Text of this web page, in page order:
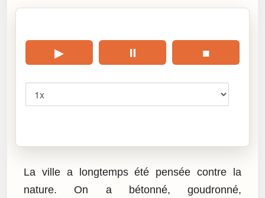
▶ ⏸ ■
La ville a longtemps été pensée contre la
nature. On a bétonné, goudronné,